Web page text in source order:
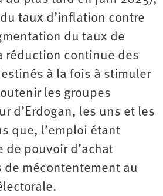
taux d’inflation contre
du taux de
réduction continue des
à la fois à stimuler
les groupes
d’Erdogan, les uns et les
que, l’emploi étant
de pouvoir d’achat
mécontentement au